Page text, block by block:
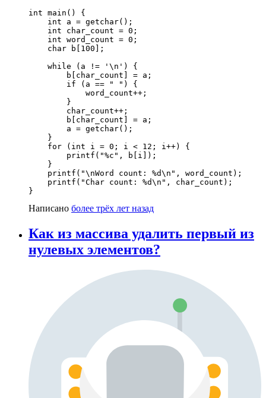
int main() {
    int a = getchar();
    int char_count = 0;
    int word_count = 0;
    char b[100];
    while (a != '\n') {
        b[char_count] = a;
        if (a == " ") {
            word_count++;
        }
        char_count++;
        b[char_count] = a;
        a = getchar();
    }
    for (int i = 0; i < 12; i++) {
        printf("%c", b[i]);
    }
    printf("\nWord count: %d\n", word_count);
    printf("Char count: %d\n", char_count);
}
Написано более трёх лет назад
Как из массива удалить первый из
нулевых элементов?